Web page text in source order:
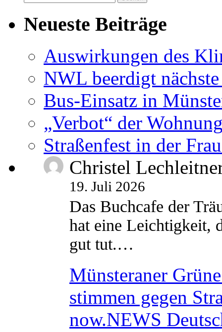
nach:
Neueste Beiträge
Auswirkungen des
NWL beerdigt
Bus-Einsatz in
„Verbot“ der
Straßenfest in der
Christel
19. Juli 2026
Das Buchcafe der
hat eine Leichtigkeit,
gut tut.…
Münsteraner
stimmen gegen
now.NEWS